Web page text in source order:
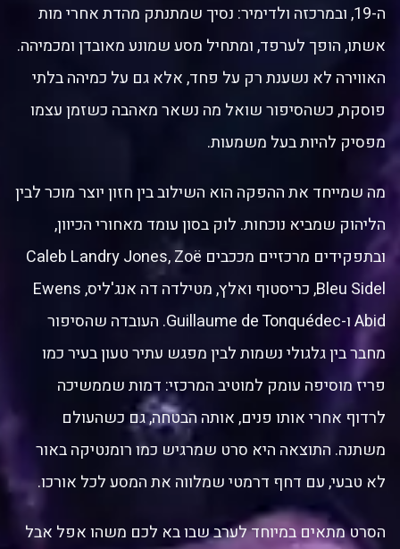
ה-19, ובמרכזה ולדימיר: נסיך שמתנתק מהדת אחרי מות
אשתו, הופך לערפד, ומתחיל מסע שמונע מאובדן ומכמיהה.
האווירה לא נשענת רק על פחד, אלא גם על כמיהה בלתי
פוסקת, כשהסיפור שואל מה נשאר מאהבה כשזמן עצמו
מפסיק להיות בעל משמעות.
מה שמייחד את ההפקה הוא השילוב בין חזון יוצר מוכר לבין
הליהוק שמביא נוכחות. לוק בסון עומד מאחורי הכיוון,
ובתפקידים מרכזיים מככבים Caleb Landry Jones, Zoë
Bleu Sidel, כריסטוף ואלץ, מטילדה דה אנג'ליס, Ewens
Abid ו-Guillaume de Tonquédec. העובדה שהסיפור
מחבר בין גלגולי נשמות לבין מפגש עתיר טעון בעיר כמו
פריז מוסיפה עומק למוטיב המרכזי: דמות שממשיכה
לרדוף אחרי אותו פנים, אותה הבטחה, גם כשהעולם
משתנה. התוצאה היא סרט שמרגיש כמו רומנטיקה באור
לא טבעי, עם דחף דרמטי שמלווה את המסע לכל אורכו.
הסרט מתאים במיוחד לערב שבו בא לכם משהו אפל אבל